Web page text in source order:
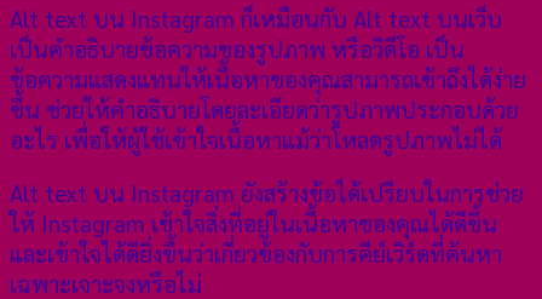
Alt text บน Instagram ก็เหมือนกับ Alt text บนเว็บ
เป็นคําอธิบายข้อความของรูปภาพ หรือวิดีโอ เป็น
ข้อความแสดงแทนให้เนื้อหาของคุณสามารถเข้าถึงได้ง่าย
ขึ้น ช่วยให้คำอธิบายโดยละเอียดว่ารูปภาพประกอบด้วย
อะไร เพื่อให้ผู้ใช้เข้าใจเนื้อหาแม้ว่าโหลดรูปภาพไม่ได้
Alt text บน Instagram ยังสร้างข้อได้เปรียบในการช่วย
ให้ Instagram เข้าใจสิ่งที่อยู่ในเนื้อหาของคุณได้ดีขึ้น
และเข้าใจได้ดียิ่งขึ้นว่าเกี่ยวข้องกับการคีย์เวิร์ดที่ค้นหา
เฉพาะเจาะจงหรือไม่